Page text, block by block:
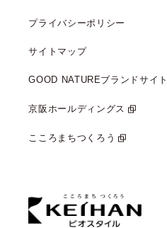
プライバシーポリシー
サイトマップ
GOOD NATUREブランドサイト
京阪ホールディングス
こころまちつくろう